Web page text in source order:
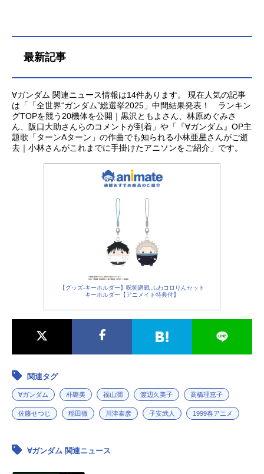
最新記事
∀ガンダム 関連ニュース情報は14件あります。 現在人気の記事
は「「全世界“ガンダム”総選挙2025」中間結果発表！ ランキン
グTOPを競う20機体を公開｜黒沢ともよさん、林原めぐみさ
ん、阪口大助さんらのコメントが到着」や「『∀ガンダム』OP主
題歌「ターンAターン」の作曲でも知られる小林亜星さんがご逝
去｜小林さんがこれまでに手掛けたアニソンをご紹介」です。
【グッズ-キーホルダー】呪術廻戦 ふわコロりんセット
キーホルダー【アニメイト特典付】
関連タグ
∀ガンダム 朴璐美 福山潤 渡辺久美子 高橋理恵子
佐藤せつじ 稲田徹 川津泰彦 子安武人 1999春アニメ
∀ガンダム 関連ニュース